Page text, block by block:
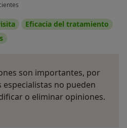
Eficacia del tratamiento
son importantes, por
especialistas no pueden
o eliminar opiniones.